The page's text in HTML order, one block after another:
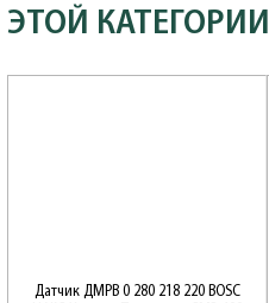
ЭТОЙ КАТЕГОРИИ
Датчик ДМРВ 0 280 218 220 BOSC